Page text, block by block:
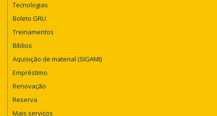
Tecnologias
Boleto GRU
Treinamentos
Biblios
Aquisição de material (SIGAMI)
Empréstimo
Renovação
Reserva
Mais serviços